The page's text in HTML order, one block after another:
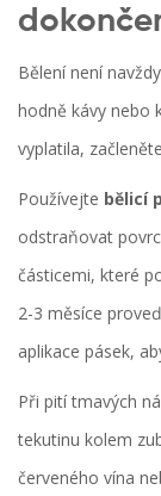
Bělení není
hodně kávy nebo
vyplatila,
Používejte bělicí
odstraňovat
částicemi, které
2-3 měsíce
aplikace pásek,
Při pití tmavých
tekutinu kolem
červeného vína